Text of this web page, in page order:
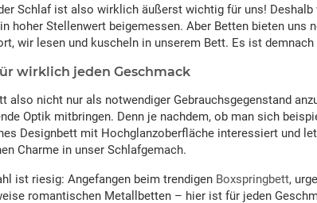
Schlaf ist also wirklich äußerst wichtig für uns!
hoher Stellenwert beigemessen. Aber Betten bieten
wir lesen und kuscheln in unserem Bett. Es ist demnach
wirklich jeden Geschmack
also nicht nur als notwendiger Gebrauchsgegenstand
Optik mitbringen. Denn je nachdem, ob man sich
Designbett mit Hochglanzoberfläche interessiert und
Charme in unser Schlafgemach.
ist riesig: Angefangen beim trendigen Boxspringbett,
romantischen Metallbetten – hier ist für jeden